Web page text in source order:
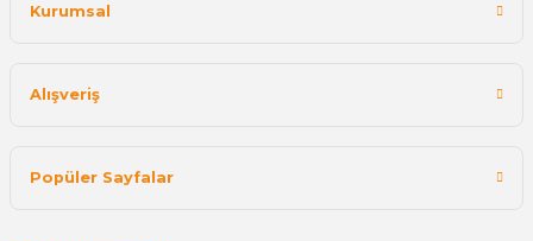
Kurumsal
Alışveriş
Popüler Sayfalar